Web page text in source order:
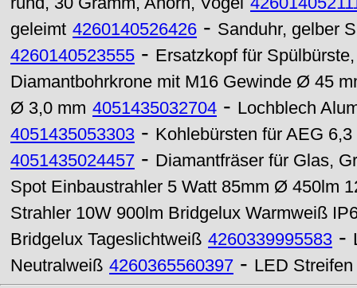
geleimt 4260140526426 - Sanduhr, gelber
4260140523555 - Ersatzkopf für
Diamantbohrkrone mit M16 Gewinde Ø 45
Ø 3,0 mm 4051435032704 - Lochblech
4051435053303 - Kohlebürsten für AEG
4051435024457 - Diamantfräser für Glas,
Spot Einbaustrahler 5 Watt 85mm Ø 450lm
Strahler 10W 900lm Bridgelux Warmweiß
Bridgelux Tageslichtweiß 4260339995583 -
Neutralweiß 4260365560397 - LED